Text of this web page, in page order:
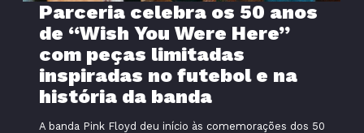
Parceria celebra os 50 anos
de “Wish You Were Here”
com peças limitadas
inspiradas no futebol e na
história da banda
A banda Pink Floyd deu início às comemorações dos 50